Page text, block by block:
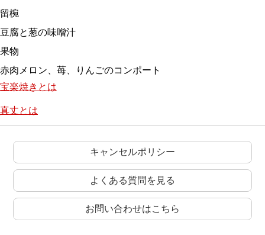
留椀
豆腐と葱の味噌汁
果物
赤肉メロン、苺、りんごのコンポート
宝楽焼きとは
真丈とは
キャンセルポリシー
よくある質問を見る
お問い合わせはこちら